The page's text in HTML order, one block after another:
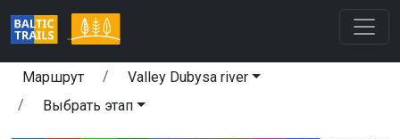
Маршрут
Valley Dubysa river
Выбрать этап